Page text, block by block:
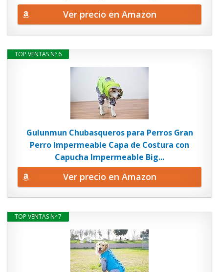
Ver precio en Amazon
TOP VENTAS Nº 6
Gulunmun Chubasqueros para Perros Gran
Perro Impermeable Capa de Costura con
Capucha Impermeable Big...
Ver precio en Amazon
TOP VENTAS Nº 7